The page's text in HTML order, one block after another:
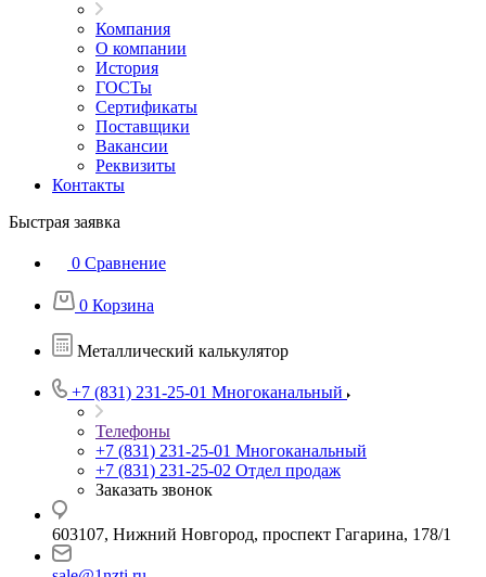
Компания
О компании
История
ГОСТы
Сертификаты
Поставщики
Вакансии
Реквизиты
Контакты
Быстрая заявка
0 Сравнение
0 Корзина
Металлический калькулятор
+7 (831) 231-25-01 Многоканальный
Телефоны
+7 (831) 231-25-01 Многоканальный
+7 (831) 231-25-02 Отдел продаж
Заказать звонок
603107, Нижний Новгород, проспект Гагарина, 178/1